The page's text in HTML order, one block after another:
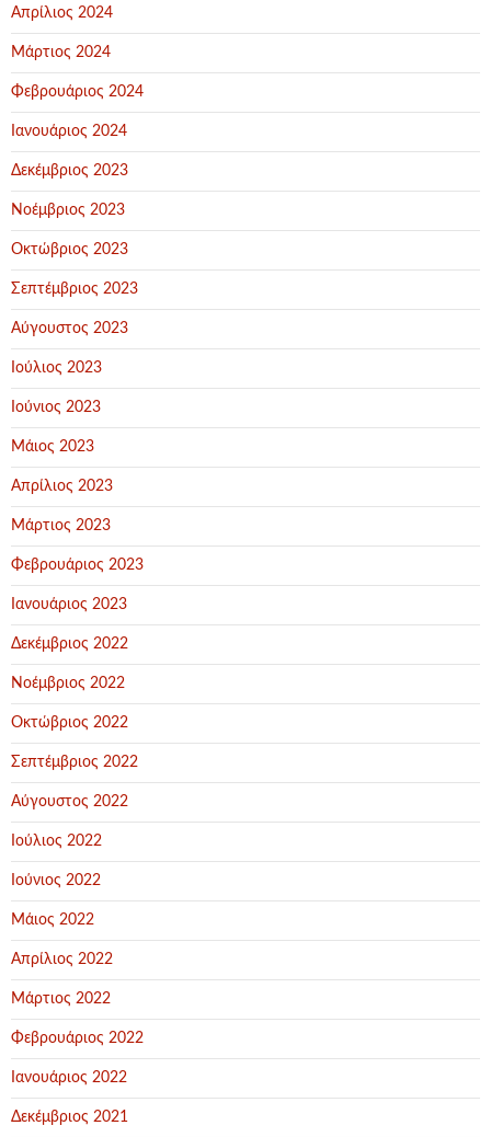
Απρίλιος 2024
Μάρτιος 2024
Φεβρουάριος 2024
Ιανουάριος 2024
Δεκέμβριος 2023
Νοέμβριος 2023
Οκτώβριος 2023
Σεπτέμβριος 2023
Αύγουστος 2023
Ιούλιος 2023
Ιούνιος 2023
Μάιος 2023
Απρίλιος 2023
Μάρτιος 2023
Φεβρουάριος 2023
Ιανουάριος 2023
Δεκέμβριος 2022
Νοέμβριος 2022
Οκτώβριος 2022
Σεπτέμβριος 2022
Αύγουστος 2022
Ιούλιος 2022
Ιούνιος 2022
Μάιος 2022
Απρίλιος 2022
Μάρτιος 2022
Φεβρουάριος 2022
Ιανουάριος 2022
Δεκέμβριος 2021